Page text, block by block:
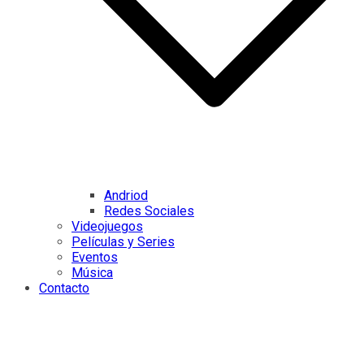
Andriod
Redes Sociales
Videojuegos
Películas y Series
Eventos
Música
Contacto